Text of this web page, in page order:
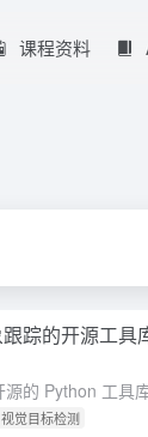
课程资料
踪的开源工具
觉目标检测